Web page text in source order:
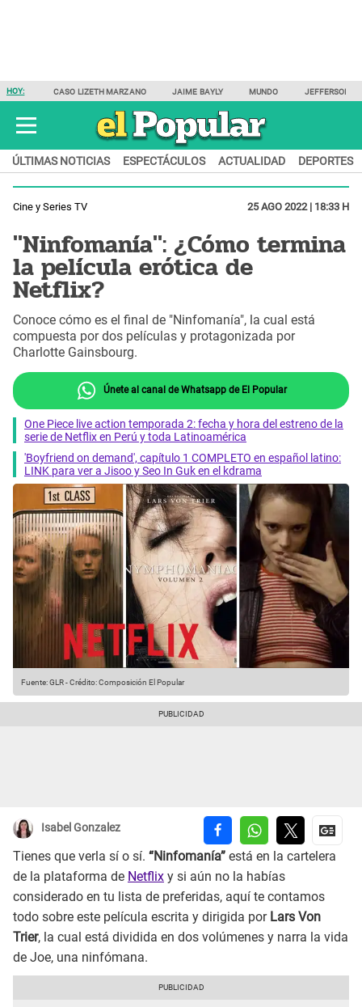
HOY: CASO LIZETH MARZANO JAIME BAYLY MUNDO JEFFERSON
ÚLTIMAS NOTICIAS ESPECTÁCULOS ACTUALIDAD DEPORTES
Cine y Series TV 25 AGO 2022 | 18:33 H
"Ninfomanía": ¿Cómo termina
la película erótica de
Netflix?
Conoce cómo es el final de "Ninfomanía", la cual está
compuesta por dos películas y protagonizada por
Charlotte Gainsbourg.
Únete al canal de Whatsapp de El Popular
One Piece live action temporada 2: fecha y hora del estreno de la
serie de Netflix en Perú y toda Latinoamérica
'Boyfriend on demand', capítulo 1 COMPLETO en español latino:
LINK para ver a Jisoo y Seo In Guk en el kdrama
Fuente: GLR-Crédito: Composición El Popular
Isabel Gonzalez
Tienes que verla sí o sí. “Ninfomanía” está en la cartelera
de la plataforma de Netflix y si aún no la habías
considerado en tu lista de preferidas, aquí te contamos
todo sobre este película escrita y dirigida porLars Von
Trier, la cual está dividida en dos volúmenes y narra la vida
de Joe, una ninfómana.